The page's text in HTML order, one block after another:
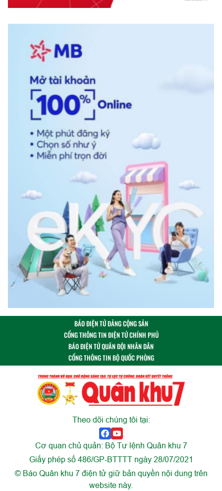
BÁO ĐIỆN TỬ ĐẢNG CỘNG SẢN
CỔNG THÔNG TIN ĐIỆN TỬ CHÍNH PHỦ
BÁO ĐIỆN TỬ QUÂN ĐỘI NHÂN DÂN
CỔNG THÔNG TIN BỘ QUỐC PHÒNG
Theo dõi chúng tôi tại:
Cơ quan chủ quản: Bộ Tư lệnh Quân khu 7
Giấy phép số 486/GP-BTTTT ngày 28/07/2021
© Báo Quân khu 7 điện tử giữ bản quyền nội dung trên
website này.